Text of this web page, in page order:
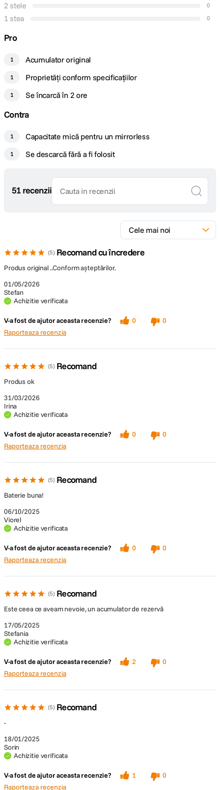
2 stele 0
1 stea 0
Pro
1 Acumulator original
1 Proprietăți conform specificațiilor
1 Se încarcă în 2 ore
Contra
1 Capacitate mică pentru un mirrorless
1 Se descarcă fără a fi folosit
51 recenzii
5 Recomand cu încredere
01/05/2026
Stefan
Achizitie verificata
Produs original ..Conform așteptărilor.
V-a fost de ajutor aceasta recenzie? 0
0
Raporteaza recenzia
5 Recomand
31/03/2026
Irina
Achizitie verificata
Produs ok
V-a fost de ajutor aceasta recenzie? 0
0
Raporteaza recenzia
5 Recomand
06/10/2025
Viorel
Achizitie verificata
Baterie buna!
V-a fost de ajutor aceasta recenzie? 0
0
Raporteaza recenzia
5 Recomand
17/05/2025
Stefania
Achizitie verificata
Este ceea ce aveam nevoie, un acumulator de rezervă
V-a fost de ajutor aceasta recenzie? 2
0
Raporteaza recenzia
5 Recomand
18/01/2025
Sorin
Achizitie verificata
-
V-a fost de ajutor aceasta recenzie? 1
0
Raporteaza recenzia